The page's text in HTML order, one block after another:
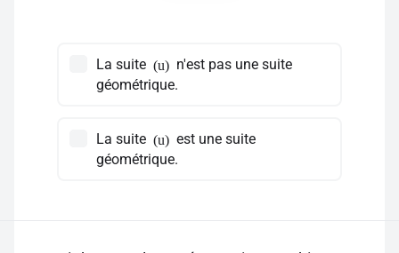
La suite (u) n'est pas une suite
géométrique.
La suite (u) est une suite
géométrique.